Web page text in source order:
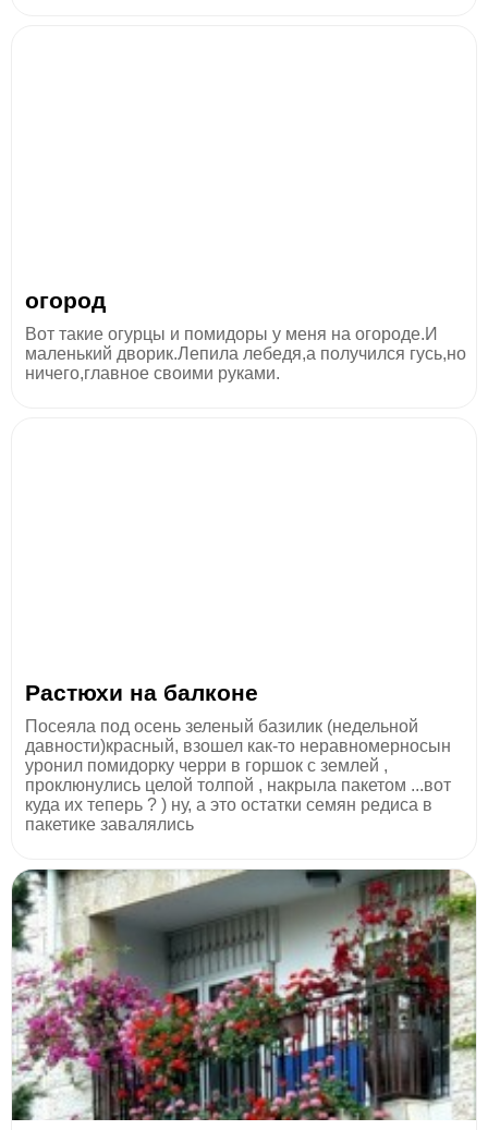
огород
Вот такие огурцы и помидоры у меня на огороде.И
маленький дворик.Лепила лебедя,а получился гусь,но
ничего,главное своими руками.
Растюхи на балконе
Посеяла под осень зеленый базилик (недельной
давности)красный, взошел как-то неравномерносын
уронил помидорку черри в горшок с землей ,
проклюнулись целой толпой , накрыла пакетом ...вот
куда их теперь ? ) ну, а это остатки семян редиса в
пакетике завалялись